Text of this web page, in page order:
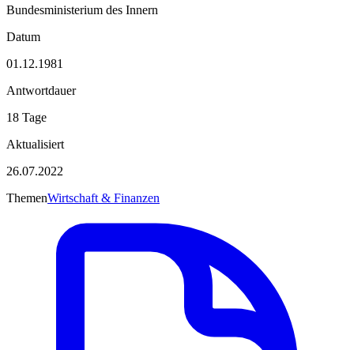
Bundesministerium des Innern
Datum
01.12.1981
Antwortdauer
18 Tage
Aktualisiert
26.07.2022
ThemenWirtschaft & Finanzen